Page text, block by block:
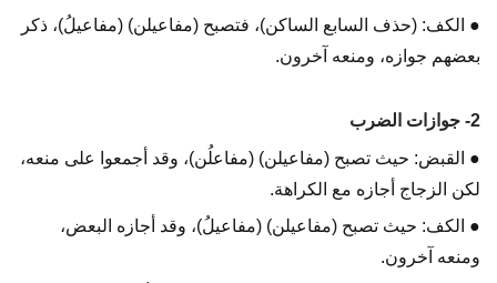
● الكف: (حذف السابع الساكن)، فتصبح (مفاعيلن) (مفاعيلُ)، ذكر
بعضهم جوازه، ومنعه آخرون.
2- جوازات الضرب
● القبض: حيث تصبح (مفاعيلن) (مفاعلُن)، وقد أجمعوا على منعه،
لكن الزجاج أجازه مع الكراهة.
● الكف: حيث تصبح (مفاعيلن) (مفاعيلُ)، وقد أجازه البعض،
ومنعه آخرون.